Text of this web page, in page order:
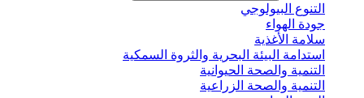
التنوع البيولوجي
جودة الهواء
سلامة الأغذية
استدامة البيئة البحرية والثروة السمكية
التنمية والصحة الحيوانية
التنمية والصحة الزراعية